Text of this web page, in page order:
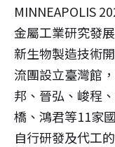
MINNEAPOLIS
金屬工業研究發
新生物製造技術
流團設立臺灣館
邦、晉弘、峻程
橋、鴻君等11家
自行研發及代工